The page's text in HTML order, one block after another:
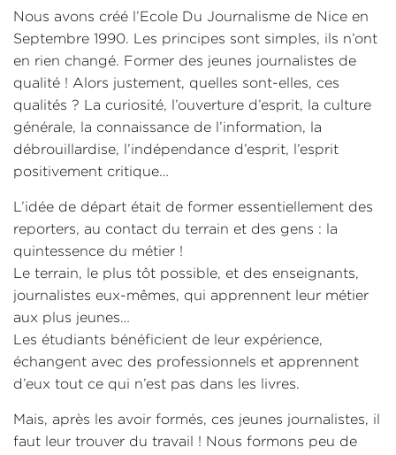
Nous avons créé l’Ecole Du Journalisme de Nice en
Septembre 1990. Les principes sont simples, ils n’ont
en rien changé. Former des jeunes journalistes de
qualité ! Alors justement, quelles sont-elles, ces
qualités ? La curiosité, l’ouverture d’esprit, la culture
générale, la connaissance de l’information, la
débrouillardise, l’indépendance d’esprit, l’esprit
positivement critique…
L’idée de départ était de former essentiellement des
reporters, au contact du terrain et des gens : la
quintessence du métier !
Le terrain, le plus tôt possible, et des enseignants,
journalistes eux-mêmes, qui apprennent leur métier
aux plus jeunes…
Les étudiants bénéficient de leur expérience,
échangent avec des professionnels et apprennent
d’eux tout ce qui n’est pas dans les livres.
Mais, après les avoir formés, ces jeunes journalistes, il
faut leur trouver du travail ! Nous formons peu de